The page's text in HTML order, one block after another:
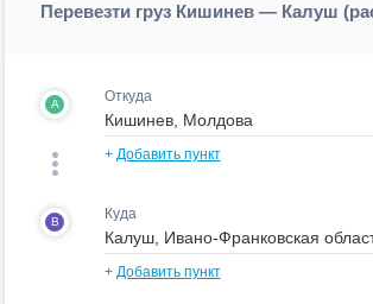
Перевезти груз Кишинев — Калуш
A Откуда
+ Добавить пункт
B Куда
+ Добавить пункт